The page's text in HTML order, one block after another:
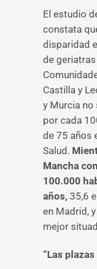
El estudio
constata
disparidad
de
Castilla y
y Murcia no
por cada
de 75 años
Salud.
Mancha
100.000
años, 35,6
en Madrid,
mejor
“Las